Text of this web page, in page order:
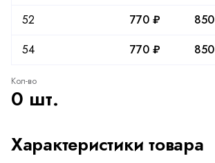
52
770 ₽
54
770 ₽
Кол-во
0 шт.
Характеристики товара